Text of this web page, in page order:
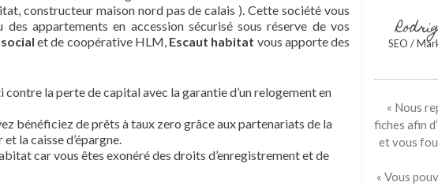
constructeur maison nord pas de calais ). Cette société vous
appartements en accession sécurisé sous réserve de vos
et de coopérative HLM,Escaut habitat vous apporte des
contre la perte de capital avec la garantie d’un relogement en
bénéficiez de prêts à taux zero grâce aux partenariats de la
la caisse d’épargne.
car vous êtes exonéré des droits d’enregistrement et de
SEO /
« Nous
fiches afin
et vous
« Vous